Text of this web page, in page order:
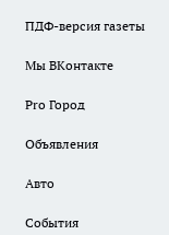
ПДФ-версия газеты
Мы ВКонтакте
Pro Город
Объявления
Авто
События